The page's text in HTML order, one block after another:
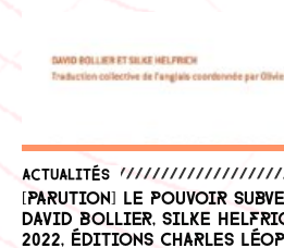
Actualités
[Parution] Le pouvoir
David Bollier, Silke
2022, Éditions Charles